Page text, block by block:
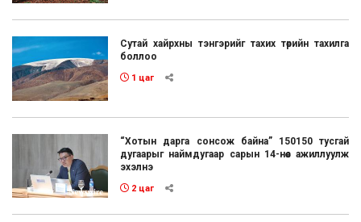
Сутай хайрхны тэнгэрийг тахих төрийн тахилга
боллоо
1 цаг
“Хотын дарга сонсож байна” 150150 тусгай
дугаарыг наймдугаар сарын 14-нөөс ажиллуулж
эхэлнэ
2 цаг